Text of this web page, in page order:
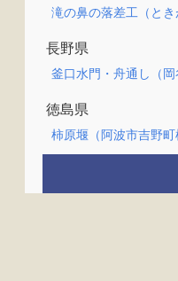
滝の鼻の落差工（とき
長野県
釜口水門・舟通し（岡
徳島県
柿原堰（阿波市吉野町